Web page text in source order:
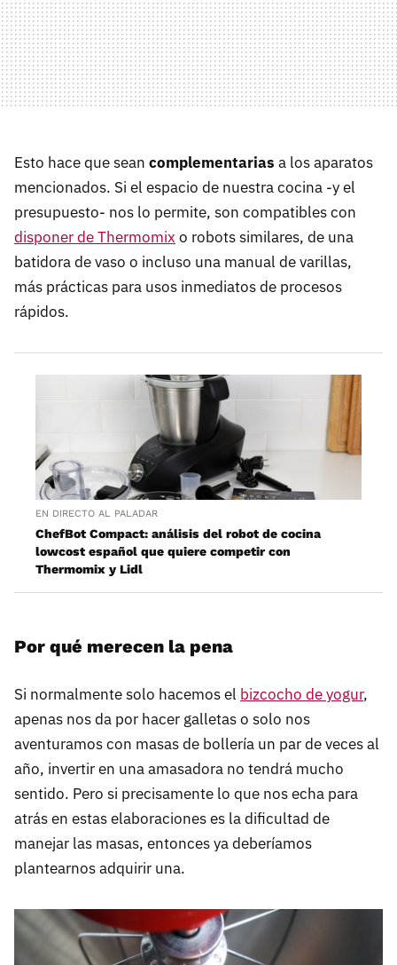
Esto hace que sean complementarias a los aparatos
mencionados. Si el espacio de nuestra cocina -y el
presupuesto- nos lo permite, son compatibles con
disponer de Thermomix o robots similares, de una
batidora de vaso o incluso una manual de varillas,
más prácticas para usos inmediatos de procesos
rápidos.
EN DIRECTO AL PALADAR
ChefBot Compact: análisis del robot de cocina
lowcost español que quiere competir con
Thermomix y Lidl
Por qué merecen la pena
Si normalmente solo hacemos el bizcocho de yogur,
apenas nos da por hacer galletas o solo nos
aventuramos con masas de bollería un par de veces al
año, invertir en una amasadora no tendrá mucho
sentido. Pero si precisamente lo que nos echa para
atrás en estas elaboraciones es la dificultad de
manejar las masas, entonces ya deberíamos
plantearnos adquirir una.